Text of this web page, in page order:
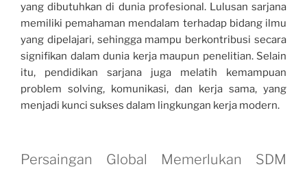
yang dibutuhkan di dunia profesional. Lulusan sarjana
memiliki pemahaman mendalam terhadap bidang ilmu
yang dipelajari, sehingga mampu berkontribusi secara
signifikan dalam dunia kerja maupun penelitian. Selain
itu, pendidikan sarjana juga melatih kemampuan
problem solving, komunikasi, dan kerja sama, yang
menjadi kunci sukses dalam lingkungan kerja modern.
Persaingan Global Memerlukan SDM